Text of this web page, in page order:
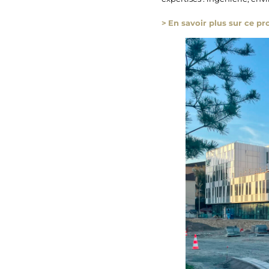
> En savoir plus sur ce